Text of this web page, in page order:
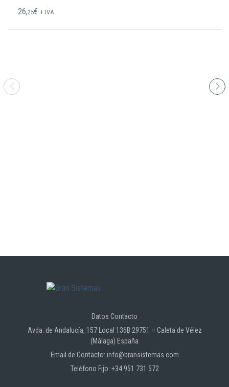
26,25€ + IVA
Datos Contacto
Avda. de Andalucía, 157 Local 136B 29751 – Caleta de Vélez
(Málaga) España
Email de Contacto: info@bransistemas.com
Teléfono Fijo: +34 951 731 572